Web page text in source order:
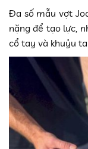
Đa số mẫu vợt
nặng để tạo lực,
cổ tay và khuỷu